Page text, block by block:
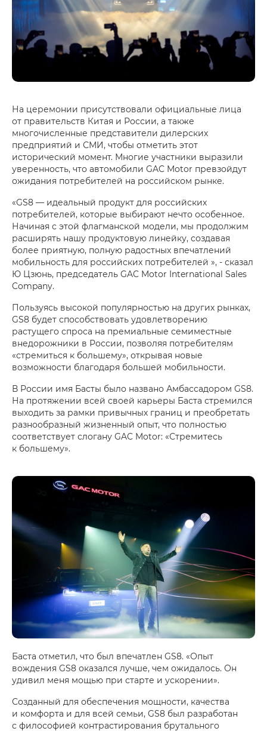
На церемонии присутствовали официальные лица
от правительств Китая и России, а также
многочисленные представители дилерских
предприятий и СМИ, чтобы отметить этот
исторический момент. Многие участники выразили
уверенность, что автомобили GAC Motor превзойдут
ожидания потребителей на российском рынке.
«GS8 — идеальный продукт для российских
потребителей, которые выбирают нечто особенное.
Начиная с этой флагманской модели, мы продолжим
расширять нашу продуктовую линейку, создавая
более приятную, полную радостных впечатлений
мобильность для российских потребителей », - сказал
Ю Цзюнь, председатель GAC Motor International Sales
Company.
Пользуясь высокой популярностью на других рынках,
GS8 будет способствовать удовлетворению
растущего спроса на премиальные семиместные
внедорожники в России, позволяя потребителям
«стремиться к большему», открывая новые
возможности благодаря большей мобильности.
В России имя Басты было названо Амбассадором GS8.
На протяжении всей своей карьеры Баста стремился
выходить за рамки привычных границ и преобретать
разнообразный жизненный опыт, что полностью
соответствует слогану GAC Motor: «Стремитесь
к большему».
Баста отметил, что был впечатлен GS8. «Опыт
вождения GS8 оказался лучше, чем ожидалось. Он
удивил меня мощью при старте и ускорении».
Созданный для обеспечения мощности, качества
и комфорта и для всей семьи, GS8 был разработан
с философией контрастирования брутального